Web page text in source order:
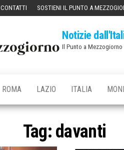
CONTATTI SOSTIENI IL PUNTO A
Notizie
Il Punto a
ROMA LAZIO ITALIA
Tag: davanti